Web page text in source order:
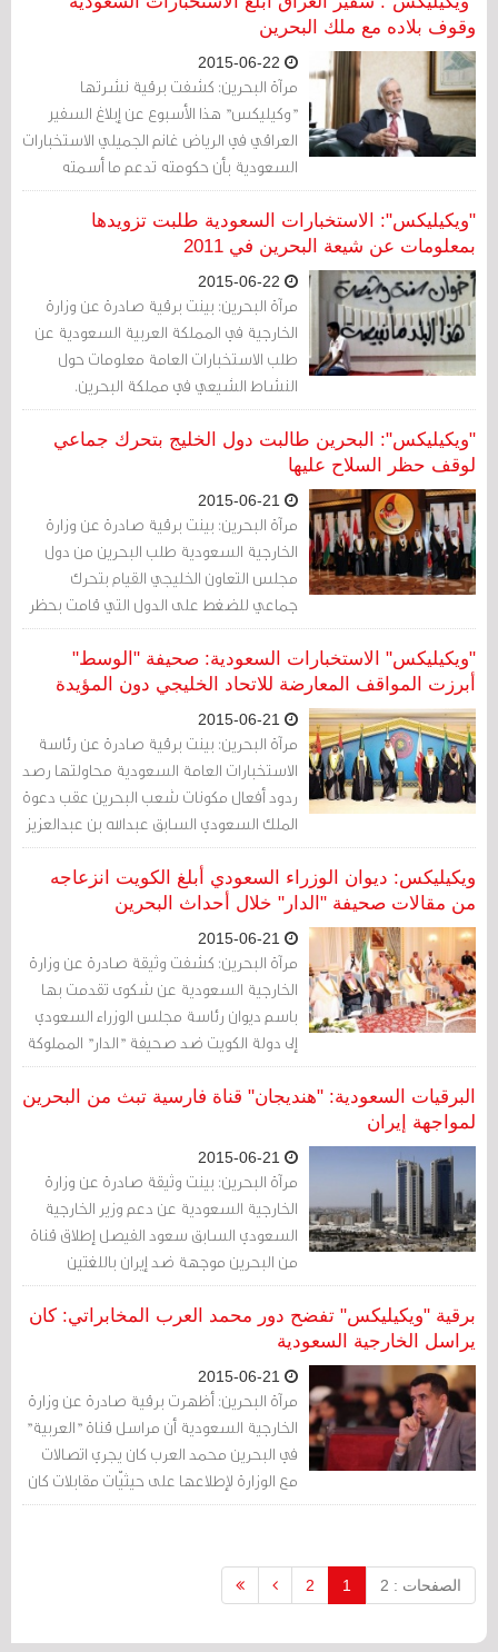
وقوف بلاده مع ملك البحرين
مرآة البحرين: كشفت برقية نشرتها
"وكيليكس" هذا الأسبوع عن إبلاغ السفير
العراقي في الرياض غانم الجميلي الاستخبارات
السعودية بأن حكومته تدعم ما أسمته
"الجهود والإصلاحات التي يقودها الملك حمد
بن عيسى آل خليفة في البحرين" وأن "ما يثار
من تصريحات (في العراق) ضد البحرين تأتي
من أشخاص يمثلون أنفسهم".
"ويكيليكس": الاستخبارات السعودية طلبت تزويدها
بمعلومات عن شيعة البحرين في 2011
مرآة البحرين: بينت برقية صادرة عن وزارة
الخارجية في المملكة العربية السعودية عن
طلب الاستخبارات العامة معلومات حول
النشاط الشيعي في مملكة البحرين.
"ويكيليكس": البحرين طالبت دول الخليج بتحرك جماعي
لوقف حظر السلاح عليها
مرآة البحرين: بينت برقية صادرة عن وزارة
الخارجية السعودية طلب البحرين من دول
مجلس التعاون الخليجي القيام بتحرك
جماعي للضغط على الدول التي قامت بحظر
السلاح عليها بعد أحداث العام 2011 وبينها
ألمانيا وفرنسا وبلجيكا وبريطانيا والولايات
المتحدة.
"ويكيليكس" الاستخبارات السعودية: صحيفة "الوسط"
أبرزت المواقف المعارضة للاتحاد الخليجي دون المؤيدة
مرآة البحرين: بينت برقية صادرة عن رئاسة
الاستخبارات العامة السعودية محاولتها رصد
ردود أفعال مكونات شعب البحرين عقب دعوة
الملك السعودي السابق عبدالله بن عبدالعزيز
لقيام اتحاد خليجي في 2011.
ويكيليكس: ديوان الوزراء السعودي أبلغ الكويت انزعاجه
من مقالات صحيفة "الدار" خلال أحداث البحرين
مرآة البحرين: كشفت وثيقة صادرة عن وزارة
الخارجية السعودية عن شكوى تقدمت بها
باسم ديوان رئاسة مجلس الوزراء السعودي
إلى دولة الكويت ضد صحيفة "الدار" المملوكة
لرجل الأعمال الكويتي محمود حيدر إثر نشرها
مقالات رأت الوزارة بأنها "تتهجم على مواقف
البرقيات السعودية: "هنديجان" قناة فارسية تبث من البحرين
لمواجهة إيران
مرآة البحرين: بينت وثيقة صادرة عن وزارة
الخارجية السعودية عن دعم وزير الخارجية
السعودي السابق سعود الفيصل إطلاق قناة
من البحرين موجهة ضد إيران باللغتين
الفارسية والإنجليزية.
برقية "ويكيليكس" تفضح دور محمد العرب المخابراتي: كان
يراسل الخارجية السعودية
مرآة البحرين: أظهرت برقية صادرة عن وزارة
الخارجية السعودية أن مراسل قناة "العربية"
في البحرين محمد العرب كان يجري اتصالات
مع الوزارة لإطلاعها على حيثيّات مقابلات كان
يجريها مع مسئولين حكوميين حول الوضع
الصفحات : 2 1
2